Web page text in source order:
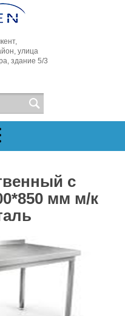
улица
здание 5/3
с
мм м/к